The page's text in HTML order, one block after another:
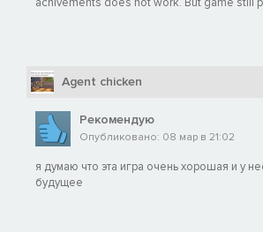
achivements does not work. But game still
Agent chicken
Рекомендую
Опубликовано: 08 мар в 21:02
я думаю что эта игра очень хорошая и у
будущее